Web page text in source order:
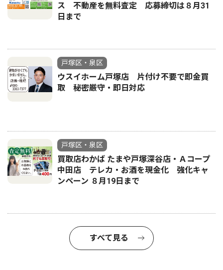
ス 不動産を無料査定 応募締切は８月31
日まで
戸塚区・泉区
ウスイホーム戸塚店 片付け不要で即金買
取 秘密厳守・即日対応
戸塚区・泉区
買取店わかば たまや戸塚深谷店・Ａコープ
中田店 テレカ・お酒を現金化 強化キャ
ンペーン ８月19日まで
すべて見る